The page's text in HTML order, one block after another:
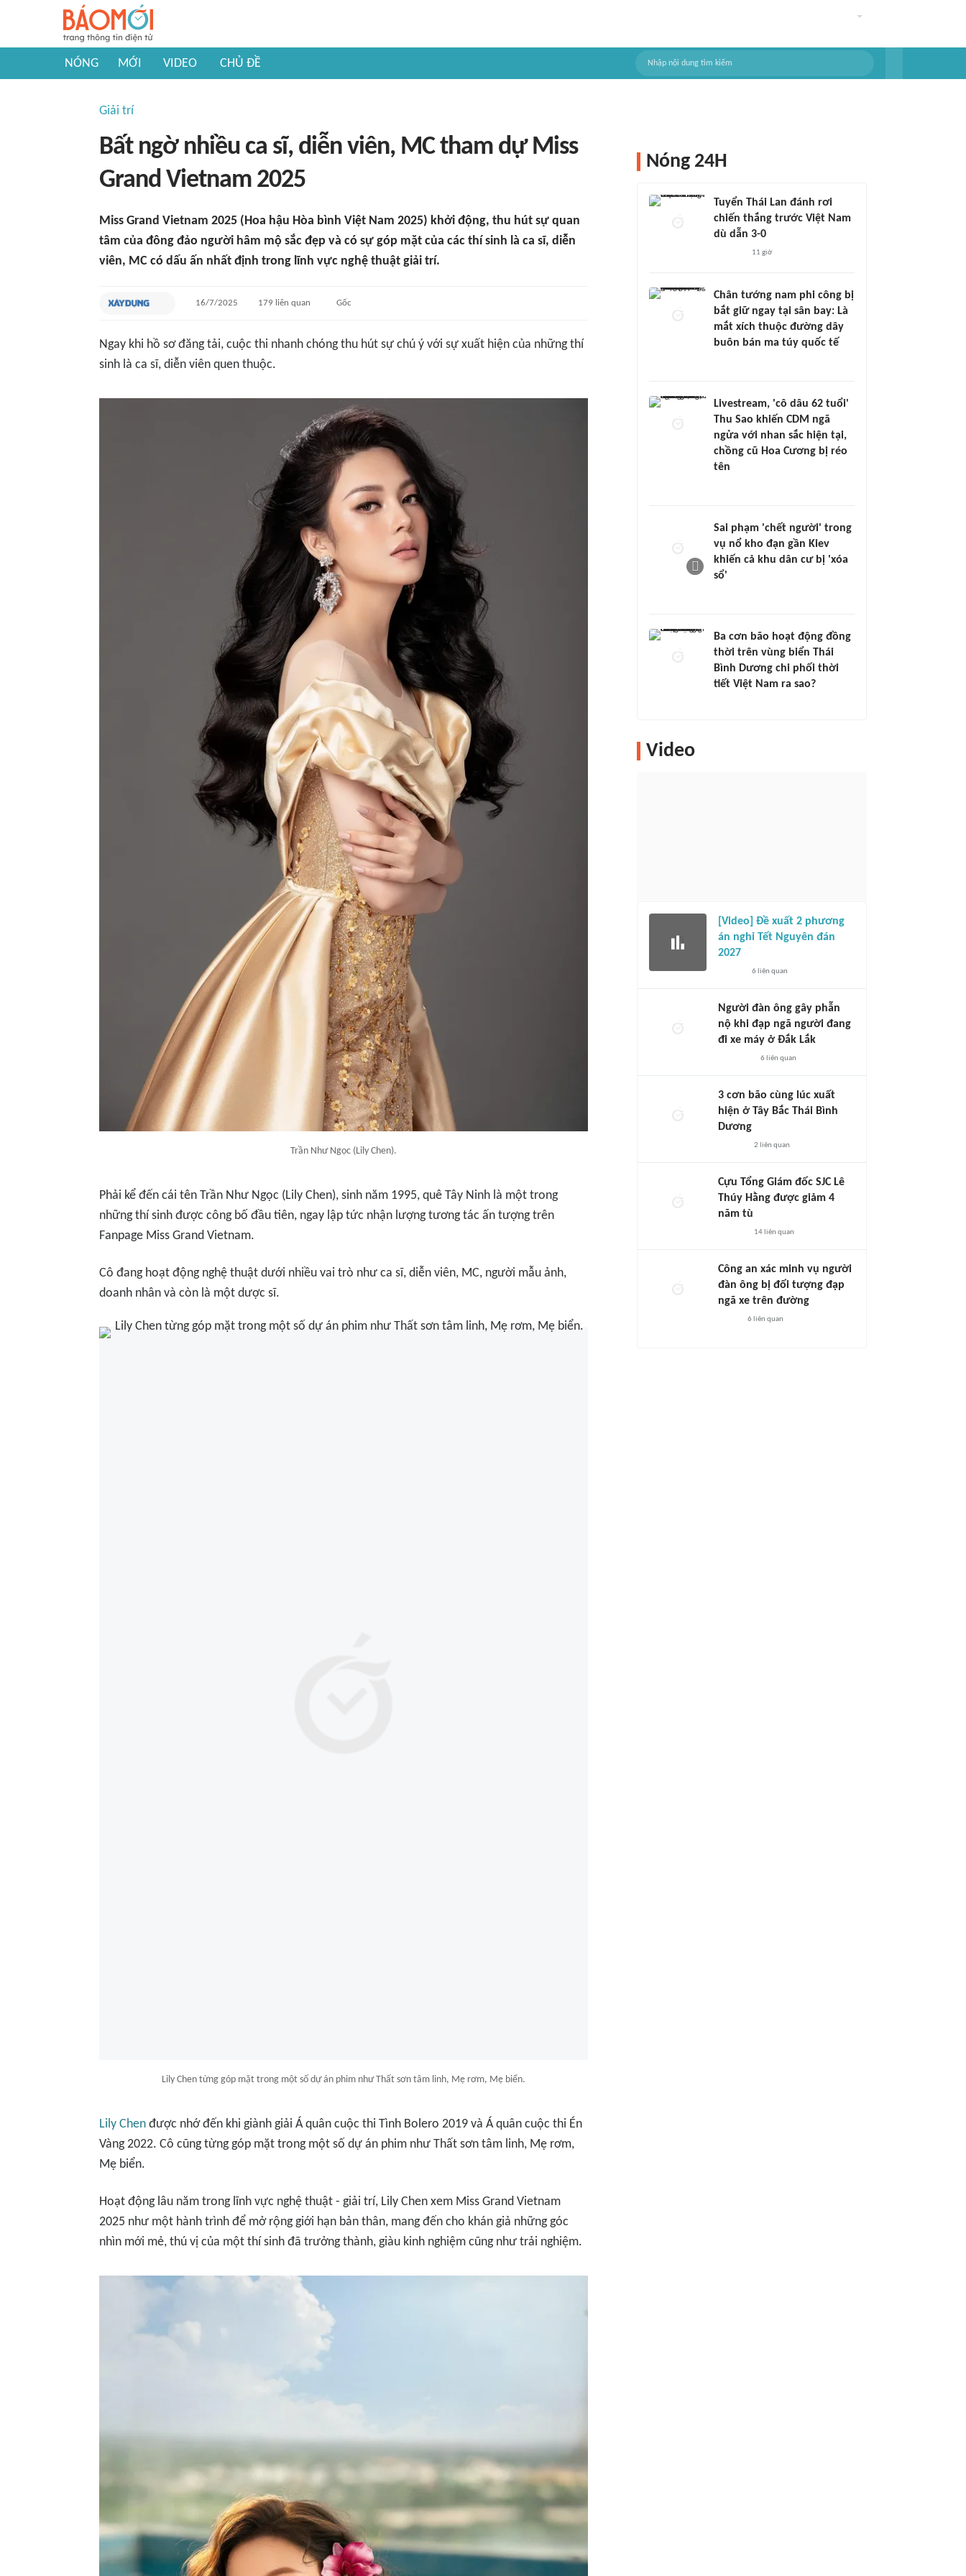
NÓNG MỚI VIDEO CHỦ ĐỀ
Giải trí
Bất ngờ nhiều ca sĩ, diễn viên, MC tham dự Miss
Grand Vietnam 2025
Miss Grand Vietnam 2025 (Hoa hậu Hòa bình Việt Nam 2025) khởi động, thu hút sự quan
tâm của đông đảo người hâm mộ sắc đẹp và có sự góp mặt của các thí sinh là ca sĩ, diễn
viên, MC có dấu ấn nhất định trong lĩnh vực nghệ thuật giải trí.
16/7/2025 179 liên quan Gốc
Ngay khi hồ sơ đăng tải, cuộc thi nhanh chóng thu hút sự chú ý với sự xuất hiện của những thí
sinh là ca sĩ, diễn viên quen thuộc.
Trần Như Ngọc (Lily Chen).
Phải kể đến cái tên Trần Như Ngọc (Lily Chen), sinh năm 1995, quê Tây Ninh là một trong
những thí sinh được công bố đầu tiên, ngay lập tức nhận lượng tương tác ấn tượng trên
Fanpage Miss Grand Vietnam.
Cô đang hoạt động nghệ thuật dưới nhiều vai trò như ca sĩ, diễn viên, MC, người mẫu ảnh,
doanh nhân và còn là một dược sĩ.
Lily Chen từng góp mặt trong một số dự án phim như Thất sơn tâm linh, Mẹ rơm, Mẹ biển.
Lily Chen được nhớ đến khi giành giải Á quân cuộc thi Tình Bolero 2019 và Á quân cuộc thi Én
Vàng 2022. Cô cũng từng góp mặt trong một số dự án phim như Thất sơn tâm linh, Mẹ rơm,
Mẹ biển.
Hoạt động lâu năm trong lĩnh vực nghệ thuật - giải trí, Lily Chen xem Miss Grand Vietnam
2025 như một hành trình để mở rộng giới hạn bản thân, mang đến cho khán giả những góc
nhìn mới mẻ, thú vị của một thí sinh đã trưởng thành, giàu kinh nghiệm cũng như trải nghiệm.
Nóng 24H
Tuyển Thái Lan đánh rơi
chiến thắng trước Việt Nam
dù dẫn 3-0
11 giờ
Chân tướng nam phi công bị
bắt giữ ngay tại sân bay: Là
mắt xích thuộc đường dây
buôn bán ma túy quốc tế
Livestream, 'cô dâu 62 tuổi'
Thu Sao khiến CDM ngã
ngửa với nhan sắc hiện tại,
chồng cũ Hoa Cương bị réo
tên
Sai phạm 'chết người' trong
vụ nổ kho đạn gần Kiev
khiến cả khu dân cư bị 'xóa
sổ'
Ba cơn bão hoạt động đồng
thời trên vùng biển Thái
Bình Dương chi phối thời
tiết Việt Nam ra sao?
Video
[Video] Đề xuất 2 phương
án nghỉ Tết Nguyên đán
2027
6 liên quan
Người đàn ông gây phẫn
nộ khi đạp ngã người đang
đi xe máy ở Đắk Lắk
6 liên quan
3 cơn bão cùng lúc xuất
hiện ở Tây Bắc Thái Bình
Dương
2 liên quan
Cựu Tổng Giám đốc SJC Lê
Thúy Hằng được giảm 4
năm tù
14 liên quan
Công an xác minh vụ người
đàn ông bị đối tượng đạp
ngã xe trên đường
6 liên quan